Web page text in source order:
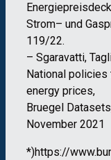
Strom– und
119/22.
– Sgaravatti,
National
energy prices,
Bruegel
November 2021
*)https://